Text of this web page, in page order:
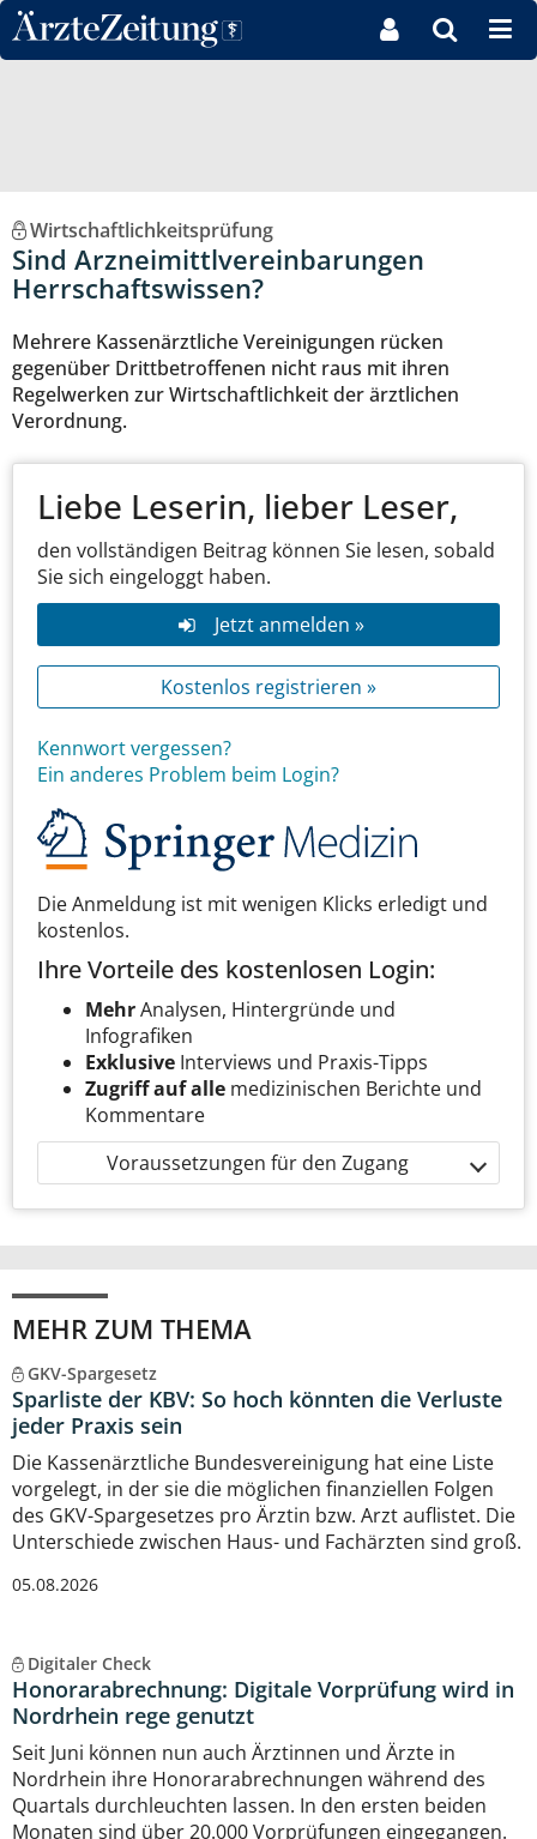
Direkt zum Inhaltsbereich
Wirtschaftlichkeitsprüfung
Sind Arzneimittlvereinbarungen
Herrschaftswissen?
Mehrere Kassenärztliche Vereinigungen rücken
gegenüber Drittbetroffenen nicht raus mit ihren
Regelwerken zur Wirtschaftlichkeit der ärztlichen
Verordnung.
Liebe Leserin, lieber Leser,
den vollständigen Beitrag können Sie lesen, sobald
Sie sich eingeloggt haben.
Jetzt anmelden »
Kostenlos registrieren »
Kennwort vergessen?
Ein anderes Problem beim Login?
Die Anmeldung ist mit wenigen Klicks erledigt und
kostenlos.
Ihre Vorteile des kostenlosen Login:
MehrAnalysen, Hintergründe und
Infografiken
Exklusive Interviews und Praxis-Tipps
Zugriff auf alle medizinischen Berichte und
Kommentare
Voraussetzungen für den Zugang
MEHR ZUM THEMA
GKV-Spargesetz
Sparliste der KBV: So hoch könnten die Verluste
jeder Praxis sein
Die Kassenärztliche Bundesvereinigung hat eine Liste
vorgelegt, in der sie die möglichen finanziellen Folgen
des GKV-Spargesetzes pro Ärztin bzw. Arzt auflistet. Die
Unterschiede zwischen Haus- und Fachärzten sind groß.
05.08.2026
Digitaler Check
Honorarabrechnung: Digitale Vorprüfung wird in
Nordrhein rege genutzt
Seit Juni können nun auch Ärztinnen und Ärzte in
Nordrhein ihre Honorarabrechnungen während des
Quartals durchleuchten lassen. In den ersten beiden
Monaten sind über 20.000 Vorprüfungen eingegangen.